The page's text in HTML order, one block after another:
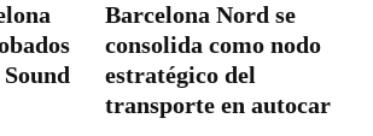
Barcelona Nord se
consolida como nodo
estratégico del
transporte en autocar